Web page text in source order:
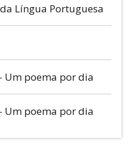
Língua Portuguesa
Um poema por dia
Um poema por dia